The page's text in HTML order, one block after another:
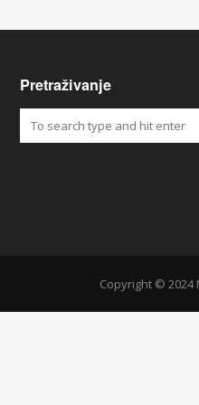
Pretraživanje
Copyright © 2024